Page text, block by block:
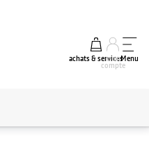
achats & services
mon
compte
Menu